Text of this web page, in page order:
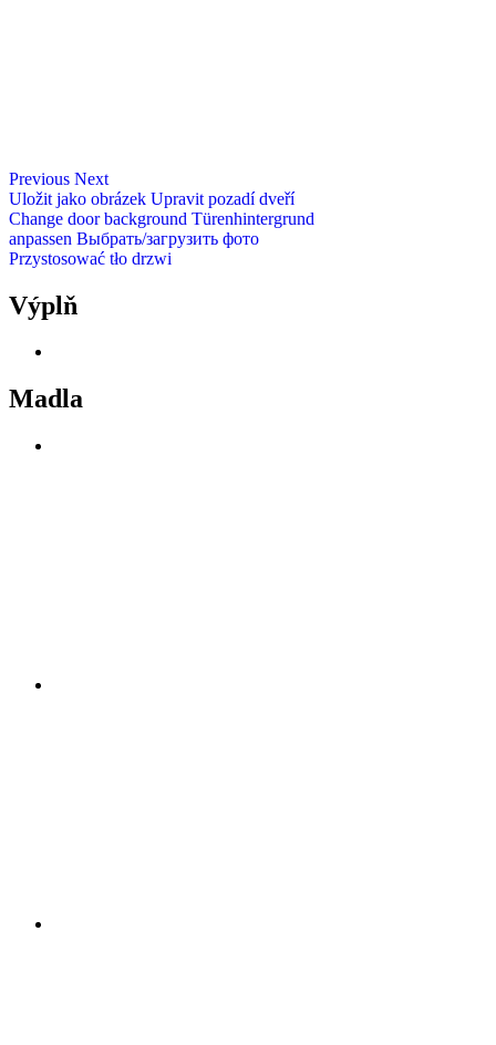
Previous Next
Uložit jako obrázek Upravit pozadí dveří
Change door background Türenhintergrund
anpassen Выбрать/загрузить фото
Przystosować tło drzwi
Výplň
Madla